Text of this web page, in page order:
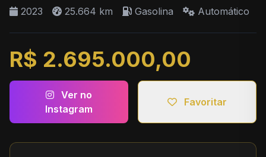
2023 25.664 km Gasolina Automático
R$ 2.695.000,00
Ver no
Instagram
Favoritar